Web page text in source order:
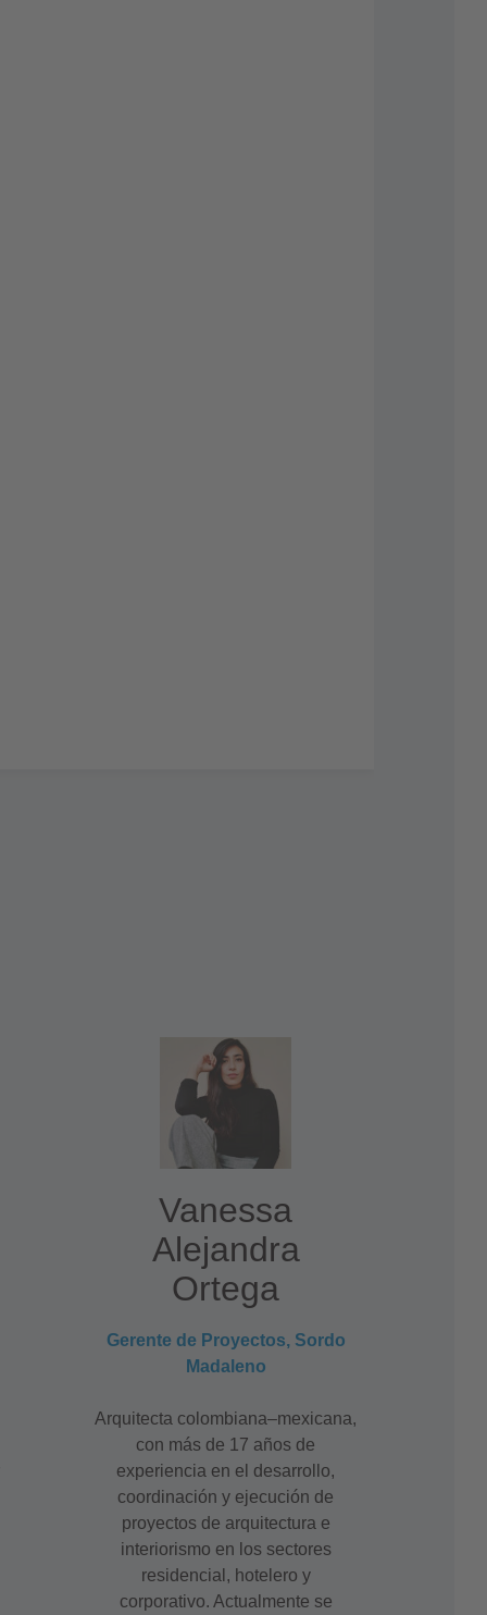
Vanessa
Alejandra
Ortega
Gerente de Proyectos, Sordo
Madaleno
Arquitecta colombiana–mexicana,
con más de 17 años de
experiencia en el desarrollo,
coordinación y ejecución de
proyectos de arquitectura e
interiorismo en los sectores
residencial, hotelero y
corporativo. Actualmente se